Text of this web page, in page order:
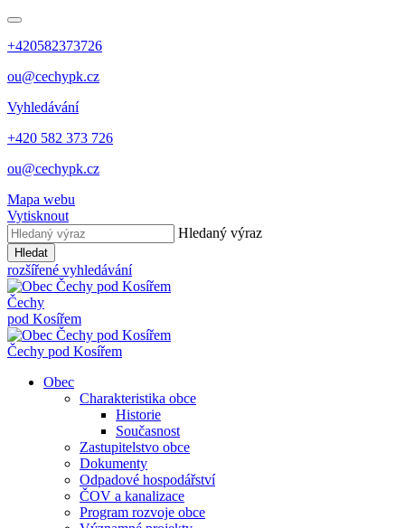
+420582373726
ou@cechypk.cz
Vyhledávání
+420 582 373 726
ou@cechypk.cz
Mapa webu
Vytisknout
Hledaný výraz
Hledat
rozšířené vyhledávání
Čechy
pod Kosířem
Čechy pod Kosířem
Obec
Charakteristika obce
Historie
Současnost
Zastupitelstvo obce
Dokumenty
Odpadové hospodářství
ČOV a kanalizace
Program rozvoje obce